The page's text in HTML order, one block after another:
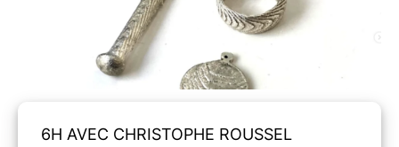
6H AVEC CHRISTOPHE ROUSSEL